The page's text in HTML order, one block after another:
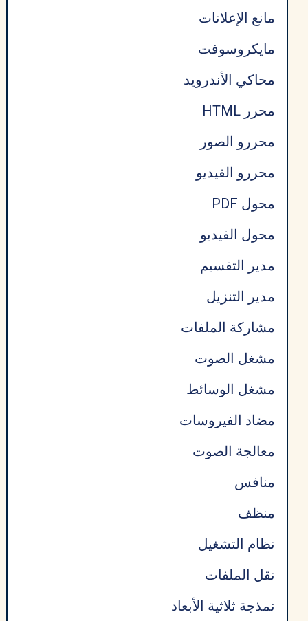
مانع الإعلانات
مايكروسوفت
محاكي الأندرويد
محرر HTML
محررو الصور
محررو الفيديو
محول PDF
محول الفيديو
مدير التقسيم
مدير التنزيل
مشاركة الملفات
مشغل الصوت
مشغل الوسائط
مضاد الفيروسات
معالجة الصوت
منافس
منظف
نظام التشغيل
نقل الملفات
نمذجة ثلاثية الأبعاد